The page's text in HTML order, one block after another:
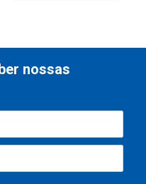
nossas